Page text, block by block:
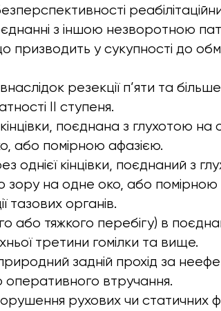
з іншою незворотною
призводить у сукупності до
резекції п’яти та
II ступеня.
поєднана з глухотою
або помірною афазією.
однієї кінцівки, поєднаний з
зору на одне око, або
тазових органів.
або тяжкого перебігу) в
третини гомілки та вище.
задній прохід за
оперативного втручання.
рухових чи статичних